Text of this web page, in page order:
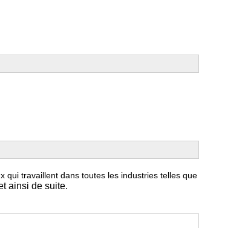
qui travaillent dans toutes les industries telles que
ainsi de suite.